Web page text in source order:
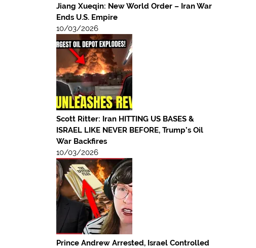
Jiang Xueqin: New World Order – Iran War
Ends U.S. Empire
10/03/2026
Scott Ritter: Iran HITTING US BASES &
ISRAEL LIKE NEVER BEFORE, Trump’s Oil
War Backfires
10/03/2026
Prince Andrew Arrested, Israel Controlled